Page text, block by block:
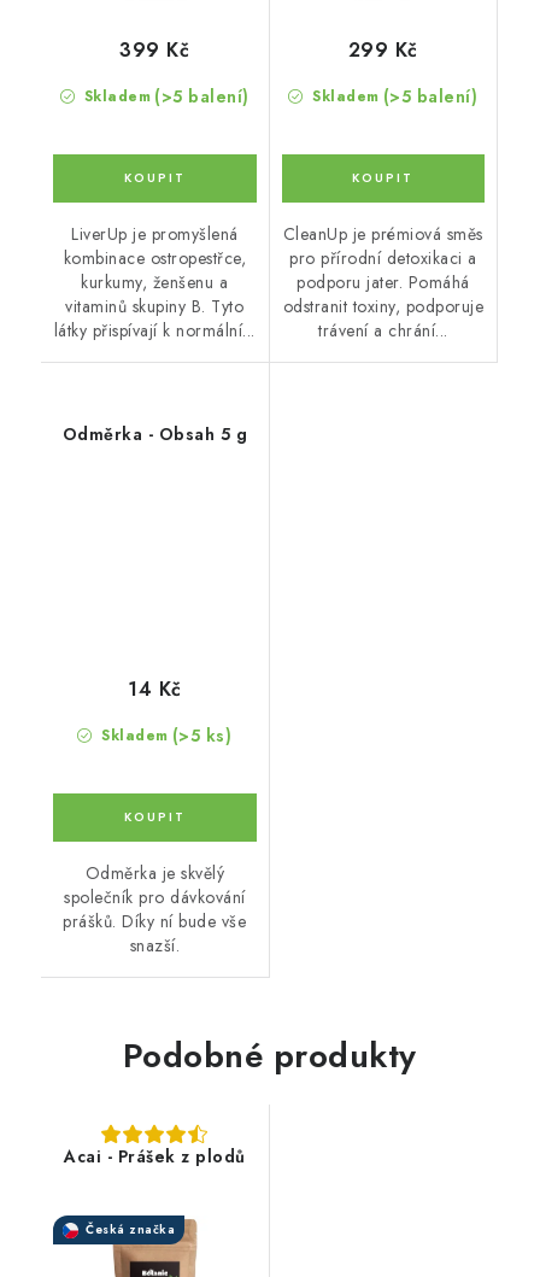
Skladem (>5 balení)
399 Kč
LiverUp je promyšlená
kombinace ostropestřce,
kurkumy, ženšenu a
vitaminů skupiny B. Tyto
látky přispívají k normální...
Skladem (>5 balení)
299 Kč
CleanUp je prémiová směs
pro přírodní detoxikaci a
podporu jater. Pomáhá
odstranit toxiny, podporuje
trávení a chrání...
Odměrka - Obsah 5 g
Skladem (>5 ks)
14 Kč
Odměrka je skvělý
společník pro dávkování
prášků. Díky ní bude vše
snazší.
Podobné produkty
Acai - Prášek z plodů
Česká značka